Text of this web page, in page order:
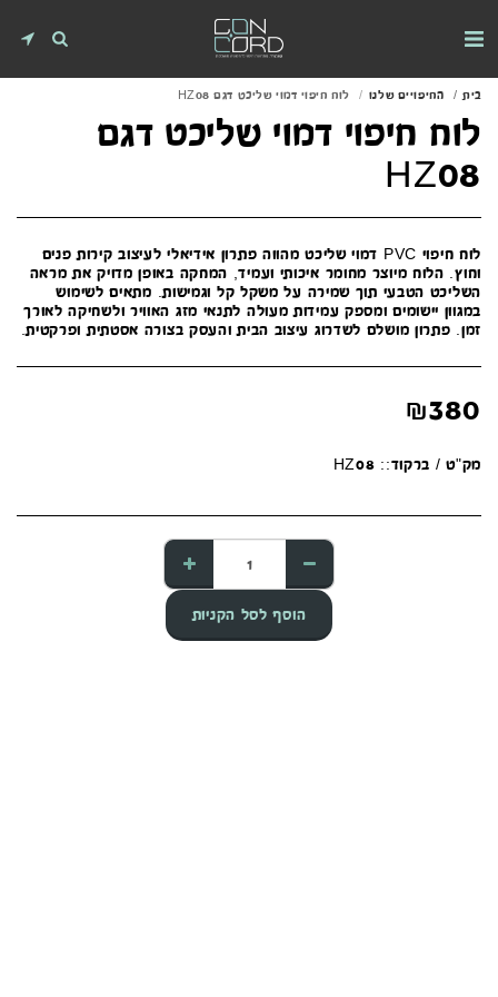
בית החיפויים שלנו לוח חיפוי דמוי שליכט דגם HZ08
לוח חיפוי דמוי שליכט דגם
HZ08
לוח חיפוי PVC דמוי שליכט מהווה פתרון אידיאלי לעיצוב קירות פנים
וחוץ. הלוח מיוצר מחומר איכותי ועמיד, המחקה באופן מדויק את מראה
השליכט הטבעי תוך שמירה על משקל קל וגמישות. מתאים לשימוש
במגוון יישומים ומספק עמידות מעולה לתנאי מזג האוויר ולשחיקה לאורך
זמן. פתרון מושלם לשדרוג עיצוב הבית והעסק בצורה אסטתית ופרקטית.
₪380
מק"ט / ברקוד:: HZ08
הוסף לסל הקניות
קונקורד — יועץ חיפויים
מקוון עכשיו